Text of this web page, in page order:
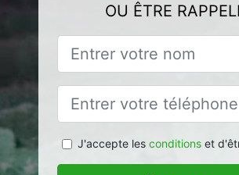
OU ÊTRE
J'accepte les conditionset